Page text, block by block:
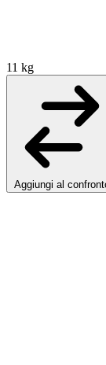
11 kg
Aggiungi al